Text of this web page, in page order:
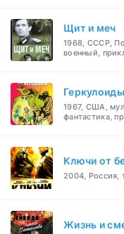
Щит и меч
1968, СССР,
военный,
Геркулоиды
1967, США,
фантастика,
Ключи от
2004, Россия,
Жизнь и